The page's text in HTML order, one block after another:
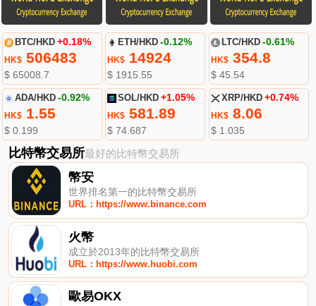
BTC/HKD +0.18%
HK$506483
$ 65008.7
ETH/HKD -0.12%
HK$ 14924
$ 1915.55
LTC/HKD -0.61%
HK$354.8
$ 45.54
ADA/HKD -0.92%
HK$1.55
$ 0.199
SOL/HKD +1.05%
HK$ 581.89
$ 74.687
XRP/HKD +0.74%
HK$8.06
$ 1.035
比特幣交易所最好的比特幣交易所
幣安
世界排名第一的比特幣交易所
URL：https://www.binance.com
火幣
成立於2013年的比特幣交易所
URL：https://www.huobi.com
歐易OKX